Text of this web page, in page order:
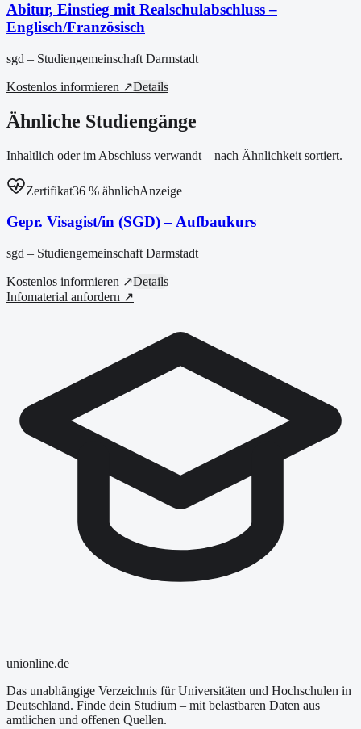
Abitur, Einstieg mit Realschulabschluss –
Englisch/Französisch
sgd – Studiengemeinschaft Darmstadt
Kostenlos informieren ↗Details
Ähnliche Studiengänge
Inhaltlich oder im Abschluss verwandt – nach Ähnlichkeit sortiert.
Zertifikat36 % ähnlichAnzeige
Gepr. Visagist/in (SGD) – Aufbaukurs
sgd – Studiengemeinschaft Darmstadt
Kostenlos informieren ↗Details
Infomaterial anfordern ↗
unionline.de
Das unabhängige Verzeichnis für Universitäten und Hochschulen in
Deutschland. Finde dein Studium – mit belastbaren Daten aus
amtlichen und offenen Quellen.